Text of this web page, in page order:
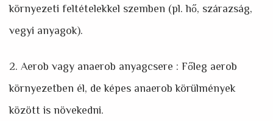
környezeti feltételekkel szemben (pl. hő, szárazság,
vegyi anyagok).
2. Aerob vagy anaerob anyagcsere : Főleg aerob
környezetben él, de képes anaerob körülmények
között is növekedni.